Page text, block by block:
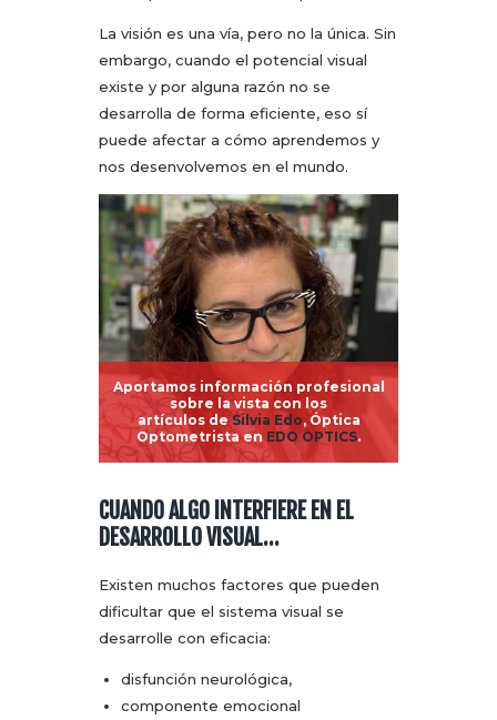
La visión es una vía, pero no la única. Sin
embargo, cuando el potencial visual
existe y por alguna razón no se
desarrolla de forma eficiente, eso sí
puede afectar a cómo aprendemos y
nos desenvolvemos en el mundo.
Aportamos información profesional
sobre la vista con los
artículos deSilvia Edo, Óptica
Optometrista en EDO ÒPTICS.
CUANDO ALGO INTERFIERE EN EL
DESARROLLO VISUAL…
Existen muchos factores que pueden
dificultar que el sistema visual se
desarrolle con eficacia:
disfunción neurológica,
componente emocional